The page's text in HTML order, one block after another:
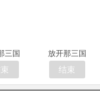
三国
放开那三国
结束